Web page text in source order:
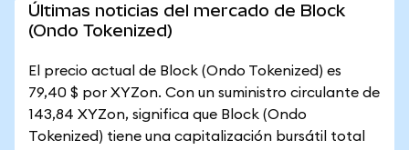
Últimas noticias del mercado de Block
(Ondo Tokenized)
El precio actual de Block (Ondo Tokenized) es
79,40 $ por XYZon. Con un suministro circulante de
143,84 XYZon, significa que Block (Ondo
Tokenized) tiene una capitalización bursátil total